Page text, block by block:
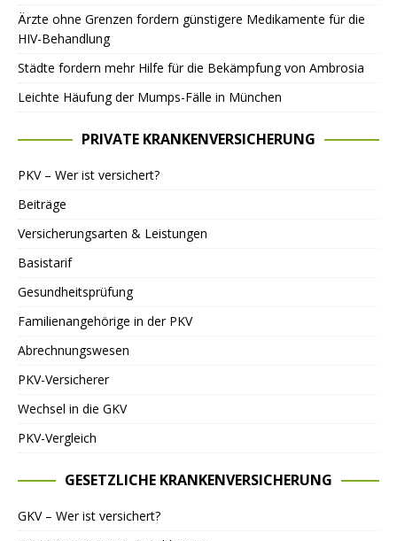
Ärzte ohne Grenzen fordern günstigere Medikamente für die
HIV-Behandlung
Städte fordern mehr Hilfe für die Bekämpfung von Ambrosia
Leichte Häufung der Mumps-Fälle in München
PRIVATE KRANKENVERSICHERUNG
PKV – Wer ist versichert?
Beiträge
Versicherungsarten & Leistungen
Basistarif
Gesundheitsprüfung
Familienangehörige in der PKV
Abrechnungswesen
PKV-Versicherer
Wechsel in die GKV
PKV-Vergleich
GESETZLICHE KRANKENVERSICHERUNG
GKV – Wer ist versichert?